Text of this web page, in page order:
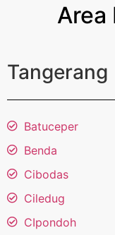
Area
Tangerang
Batuceper
Benda
Cibodas
Ciledug
CIpondoh